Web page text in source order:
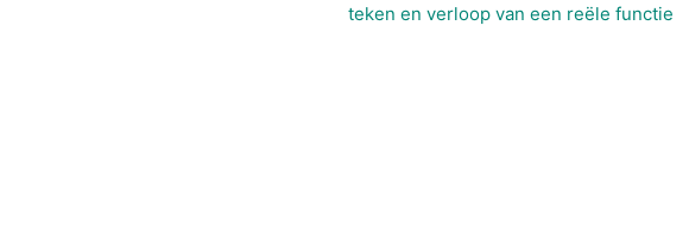
teken en verloop van een reële functie